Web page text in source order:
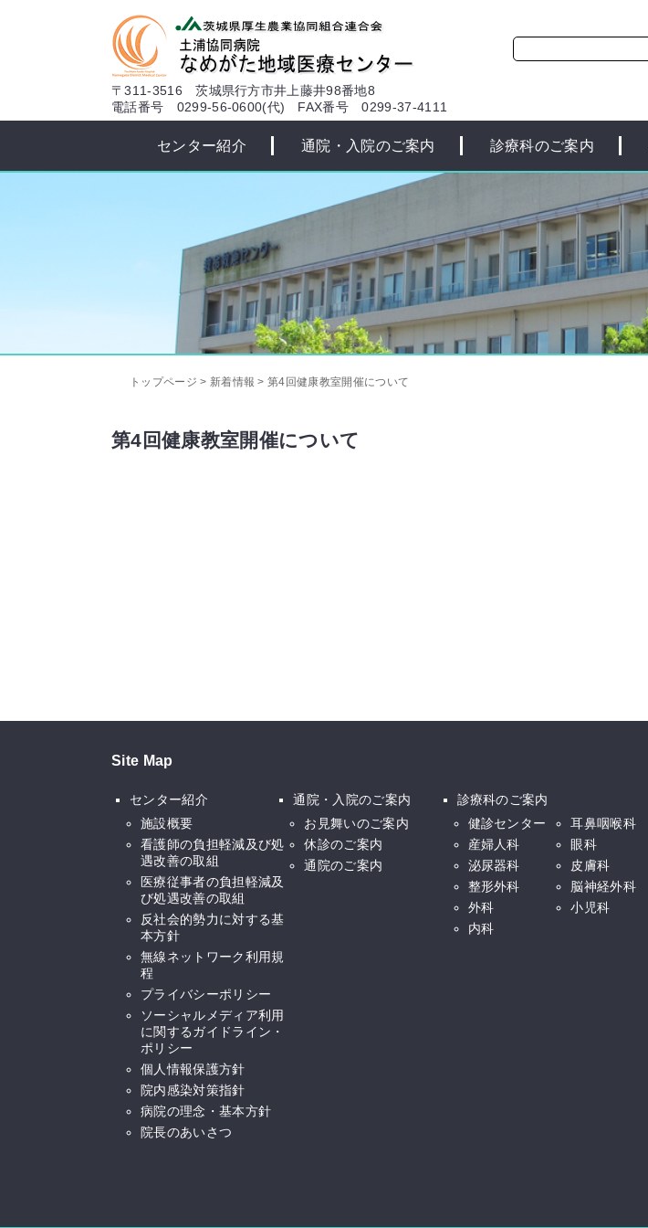
〒311-3516 茨城県行方市井上藤井98番地8
電話番号 0299-56-0600(代)
FAX番号 0299-37-4111
センター紹介 通院・入院のご案内 診療科のご案内
トップページ > 新着情報 >第4回健康教室開催について
第4回健康教室開催について
Site Map
センター紹介
施設概要
看護師の負担軽減及び処
遇改善の取組
医療従事者の負担軽減及
び処遇改善の取組
反社会的勢力に対する基
本方針
無線ネットワーク利用規
程
プライバシーポリシー
ソーシャルメディア利用
に関するガイドライン・
ポリシー
個人情報保護方針
院内感染対策指針
病院の理念・基本方針
院長のあいさつ
通院・入院のご案内
お見舞いのご案内
休診のご案内
通院のご案内
診療科のご案内
健診センター
耳鼻咽喉科
産婦人科
眼科
泌尿器科
皮膚科
整形外科
脳神経外科
外科
小児科
内科